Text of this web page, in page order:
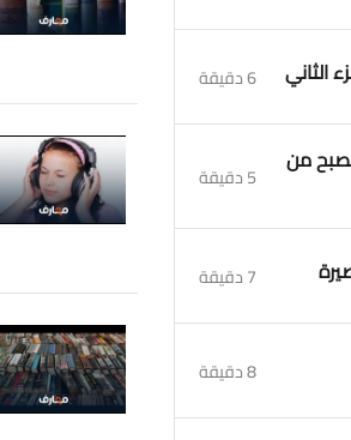
6 دقيقة
من 5 دقيقة
7 دقيقة
8 دقيقة